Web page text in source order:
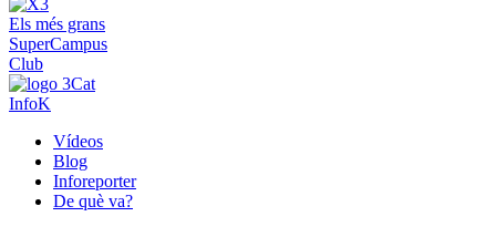
Els més grans
SuperCampus
Club
InfoK
Vídeos
Blog
Inforeporter
De què va?